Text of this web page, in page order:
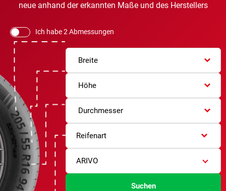
neue anhand der erkannten Maße und des Herstellers
Ich habe 2 Abmessungen
Breite
Höhe
Durchmesser
Reifenart
ARIVO
Suchen